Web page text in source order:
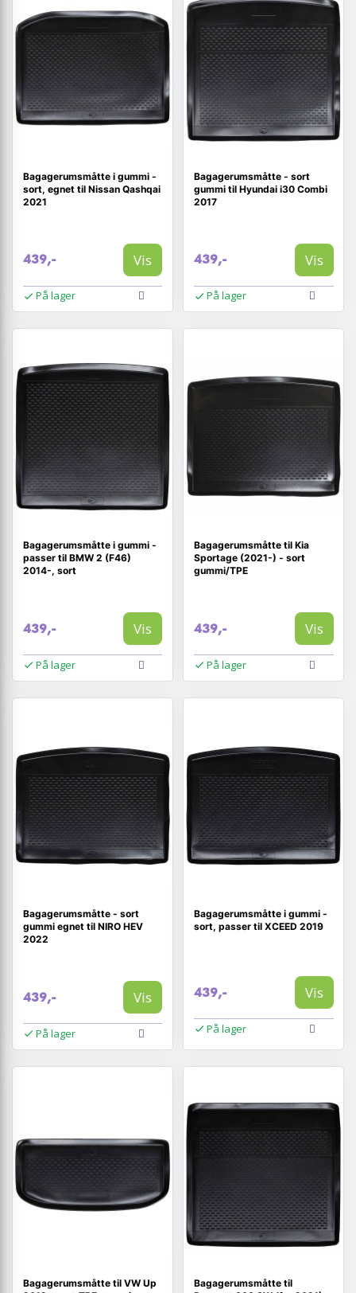
Bagagerumsmåtte i gummi -
sort, egnet til Nissan Qashqai
2021
439,- Vis
På lager
Bagagerumsmåtte - sort
gummi til Hyundai i30 Combi
2017
439,- Vis
På lager
Bagagerumsmåtte i gummi -
passer til BMW 2 (F46)
2014-, sort
439,- Vis
På lager
Bagagerumsmåtte til Kia
Sportage (2021-) - sort
gummi/TPE
439,- Vis
På lager
Bagagerumsmåtte - sort
gummi egnet til NIRO HEV
2022
439,- Vis
På lager
Bagagerumsmåtte i gummi -
sort, passer til XCEED 2019
439,- Vis
På lager
Bagagerumsmåtte til VW Up
Bagagerumsmåtte til